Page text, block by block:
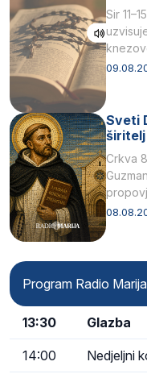
Sir
Sveti
Crkva
Svojim
Program Radio Marija
13:30 Glazba
14:00 Nedjeljni